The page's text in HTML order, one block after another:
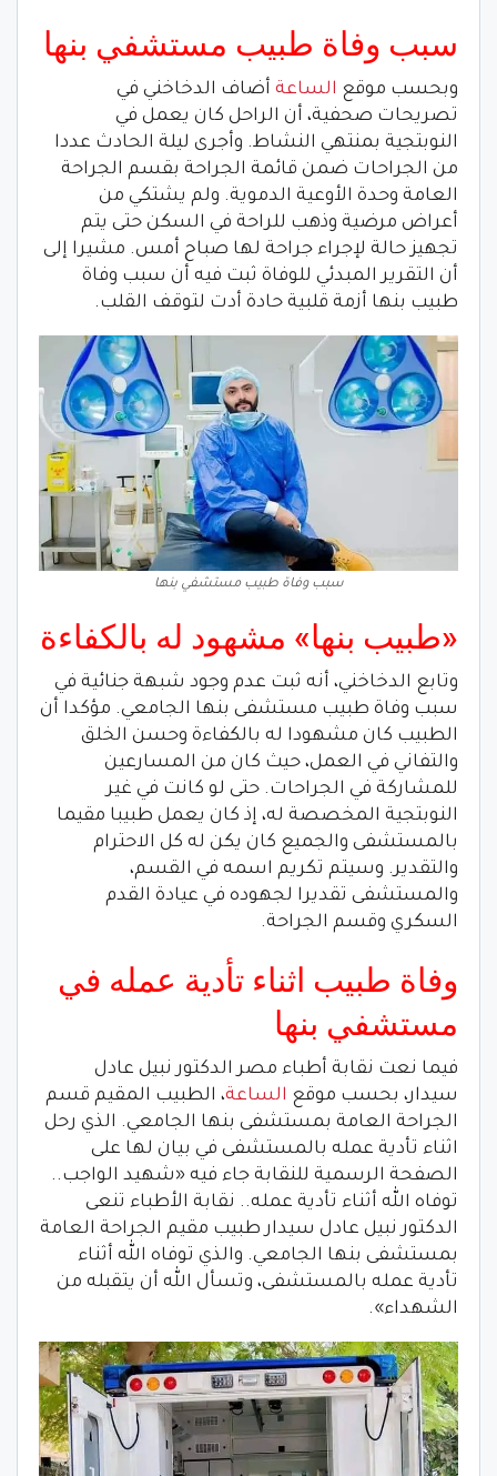
سبب وفاة طبيب مستشفي بنها
وبحسب موقع الساعة أضاف الدخاخني في
تصريحات صحفية، أن الراحل كان يعمل في
النوبتجية بمنتهي النشاط. وأجرى ليلة الحادث عددا
من الجراحات ضمن قائمة الجراحة بقسم الجراحة
العامة وحدة الأوعية الدموية. ولم يشتكي من
أعراض مرضية وذهب للراحة في السكن حتى يتم
تجهيز حالة لإجراء جراحة لها صباح أمس. مشيرا إلى
أن التقرير المبدئي للوفاة ثبت فيه أن سبب وفاة
طبيب بنها أزمة قلبية حادة أدت لتوقف القلب.
سبب وفاة طبيب مستشفي بنها
«طبيب بنها» مشهود له بالكفاءة
وتابع الدخاخني، أنه ثبت عدم وجود شبهة جنائية في
سبب وفاة طبيب مستشفى بنها الجامعي. مؤكدا أن
الطبيب كان مشهودا له بالكفاءة وحسن الخلق
والتفاني في العمل، حيث كان من المسارعين
للمشاركة في الجراحات. حتى لو كانت في غير
النوبتجية المخصصة له، إذ كان يعمل طبيبا مقيما
بالمستشفى والجميع كان يكن له كل الاحترام
والتقدير. وسيتم تكريم اسمه في القسم،
والمستشفى تقديرا لجهوده في عيادة القدم
السكري وقسم الجراحة.
وفاة طبيب اثناء تأدية عمله في
مستشفي بنها
فيما نعت نقابة أطباء مصر الدكتور نبيل عادل
سيدار، بحسب موقع الساعة، الطبيب المقيم قسم
الجراحة العامة بمستشفى بنها الجامعي. الذي رحل
اثناء تأدية عمله بالمستشفى في بيان لها على
الصفحة الرسمية للنقابة جاء فيه «شهيد الواجب..
توفاه الله أثناء تأدية عمله.. نقابة الأطباء تنعى
الدكتور نبيل عادل سيدار طبيب مقيم الجراحة العامة
بمستشفى بنها الجامعي. والذي توفاه الله أثناء
تأدية عمله بالمستشفى، وتسأل الله أن يتقبله من
الشهداء».